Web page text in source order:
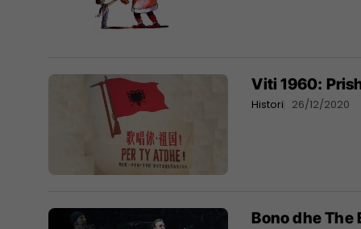
Viti 1960:
Histori 26/12/2020
Bono dhe The